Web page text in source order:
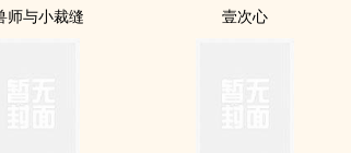
师与小裁缝 壹次心